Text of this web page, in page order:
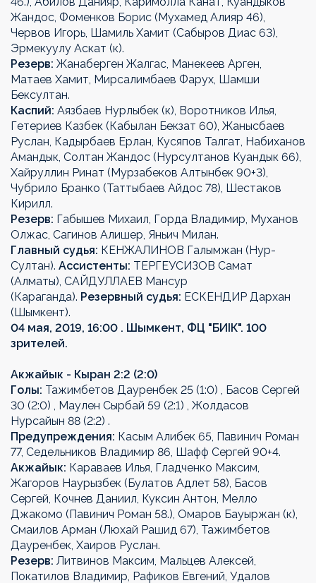
Жандос, Фоменков Борис (Мухамед Алияр 46),
Червов Игорь, Шамиль Хамит (Сабыров Диас 63),
Эрмекуулу Аскат (к).
Резерв: Жанаберген Жалгас, Манекеев Арген,
Матаев Хамит, Мирсалимбаев Фарух, Шамши
Бексултан.
Каспий: Аязбаев Нурлыбек (к), Воротников Илья,
Гетериев Казбек (Кабылан Бекзат 60), Жанысбаев
Руслан, Кадырбаев Ерлан, Кусяпов Талгат, Набиханов
Амандык, Солтан Жандос (Нурсултанов Куандык 66),
Хайруллин Ринат (Мурзабеков Алтынбек 90+3),
Чубрило Бранко (Таттыбаев Айдос 78), Шестаков
Кирилл.
Резерв: Габышев Михаил, Горда Владимир, Муханов
Олжас, Сагинов Алишер, Яньич Милан.
Главный судья: КЕНЖАЛИНОВ Галымжан (Нур-
Султан). Ассистенты: ТЕРГЕУСИЗОВ Самат
(Алматы), САЙДУЛЛАЕВ Мансур
(Караганда). Резервный судья: ЕСКЕНДИР Дархан
(Шымкент).
04 мая, 2019, 16:00 . Шымкент, ФЦ "БИІК". 100
зрителей.
Акжайык - Кыран 2:2 (2:0)
Голы: Тажимбетов Дауренбек 25 (1:0) , Басов Сергей
30 (2:0) , Маулен Сырбай 59 (2:1) , Жолдасов
Нурсайын 88 (2:2) .
Предупреждения: Касым Алибек 65, Павинич Роман
77, Седельников Владимир 86, Шафф Сергей 90+4.
Акжайык: Караваев Илья, Гладченко Максим,
Жагоров Наурызбек (Булатов Адлет 58), Басов
Сергей, Кочнев Даниил, Куксин Антон, Мелло
Джакомо (Павинич Роман 58.), Омаров Бауыржан (к),
Смаилов Арман (Люхай Рашид 67), Тажимбетов
Дауренбек, Хаиров Руслан.
Резерв: Литвинов Максим, Мальцев Алексей,
Покатилов Владимир, Рафиков Евгений, Удалов